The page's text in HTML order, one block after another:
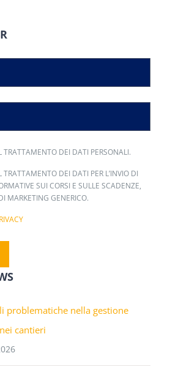
TRATTAMENTO DEI DATI PERSONALI.
TRATTAMENTO DEI DATI PER L’INVIO DI
SUI CORSI E SULLE SCADENZE,
MARKETING GENERICO.
problematiche nella gestione
cantieri